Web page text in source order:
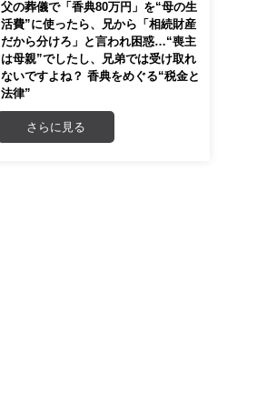
父の葬儀で「香典80万円」を“母の生
活費”に使ったら、兄から「相続財産
だから分けろ」と言われ困惑…“喪主
は母親”でしたし、兄弟では受け取れ
ないですよね？ 香典をめぐる“税金と
法律”
さらに見る